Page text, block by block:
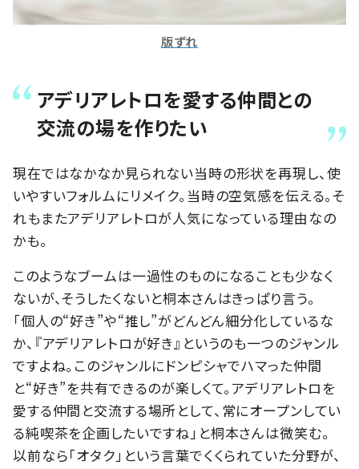
版ずれ
アデリアレトロを愛する仲間との
交流の場を作りたい
現在ではなかなか見られない当時の形状を再現し、使
いやすいフォルムにリメイク。当時の空気感を伝える。そ
れもまたアデリアレトロが人気になっている理由なの
かも。
このようなブームは一過性のものになることも少なく
ないが、そうしたくないと桐本さんはきっぱり言う。
「個人の“好き”や“推し”がどんどん細分化しているな
か、『アデリアレトロが好き』というのも一つのジャンル
ですよね。このジャンルにドンピシャでハマった仲間
と“好き”を共有できるのが楽しくて。アデリアレトロを
愛する仲間と交流する場所として、常にオープンしてい
る純喫茶を企画したいですね」と桐本さんは微笑む。
以前なら「オタク」という言葉でくくられていた分野が、